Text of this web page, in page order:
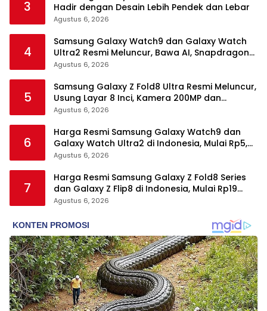
3
Hadir dengan Desain Lebih Pendek dan Lebar
Agustus 6, 2026
4
Samsung Galaxy Watch9 dan Galaxy Watch
Ultra2 Resmi Meluncur, Bawa AI, Snapdragon
Wear Elite, dan Fitur Kesehatan Baru
Agustus 6, 2026
5
Samsung Galaxy Z Fold8 Ultra Resmi Meluncur,
Usung Layar 8 Inci, Kamera 200MP dan
Snapdragon 8 Elite Gen 5
Agustus 6, 2026
6
Harga Resmi Samsung Galaxy Watch9 dan
Galaxy Watch Ultra2 di Indonesia, Mulai Rp5,9
Jutaan
Agustus 6, 2026
7
Harga Resmi Samsung Galaxy Z Fold8 Series
dan Galaxy Z Flip8 di Indonesia, Mulai Rp19
Jutaan
Agustus 6, 2026